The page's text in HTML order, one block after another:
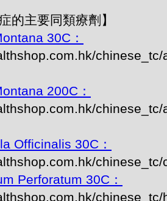
的主要同類療劑】
30C：
200C：
Officinalis 30C：
Perforatum 30C：